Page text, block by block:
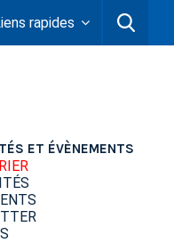
rapides
ET ÉVÈNEMENTS